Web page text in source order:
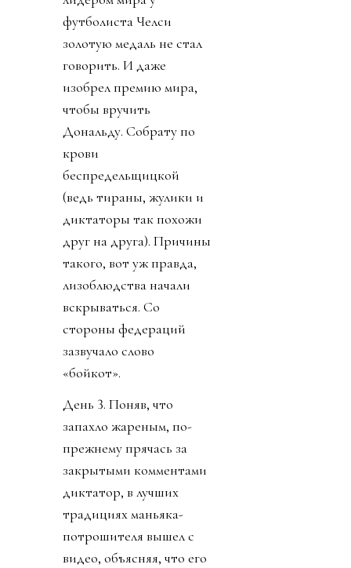
футболиста Челси
золотую медаль не стал
говорить. И даже
изобрел премию мира,
чтобы вручить
Дональду. Собрату по
крови
беспредельщицкой
(ведь тираны, жулики и
диктаторы так похожи
друг на друга). Причины
такого, вот уж правда,
лизоблюдства начали
вскрываться. Со
стороны федераций
зазвучало слово
«бойкот».
День 3. Поняв, что
запахло жареным, по-
прежнему прячась за
закрытыми комментами
диктатор, в лучших
традициях маньяка-
потрошителя вышел с
видео, объясняя, что его